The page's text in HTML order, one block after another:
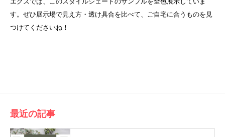
す。ぜひ展示場で見え方・透け具合を比べて、ご自宅に合うものを見
つけてくださいね！
最近の記事